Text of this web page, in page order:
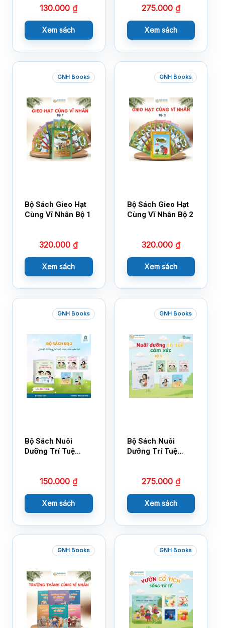
130.000₫
Xem sách
275.000 ₫
Xem sách
GNH Books
Bộ Sách Gieo Hạt
Cùng Vĩ Nhân Bộ 1
320.000₫
Xem sách
GNH Books
Bộ Sách Gieo Hạt
Cùng Vĩ Nhân Bộ 2
320.000 ₫
Xem sách
GNH Books
Bộ Sách Nuôi
Dưỡng Trí Tuệ
150.000₫
Xem sách
GNH Books
Bộ Sách Nuôi
Dưỡng Trí Tuệ
275.000 ₫
Xem sách
GNH Books GNH Books